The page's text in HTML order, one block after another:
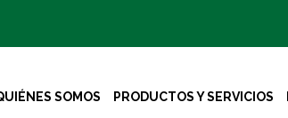
SOMOS PRODUCTOS Y SERVICIOS